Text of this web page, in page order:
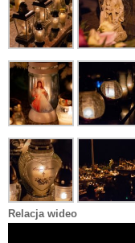
Relacja wideo